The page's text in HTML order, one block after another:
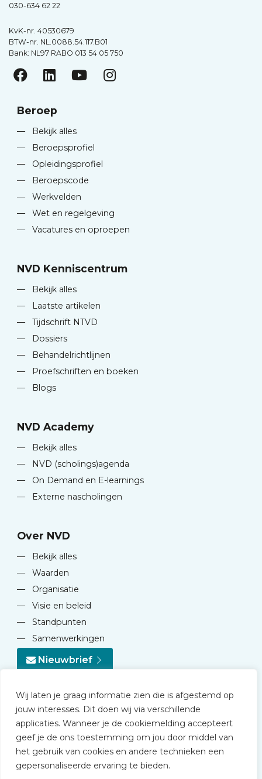
Wij laten je graag informatie zien die is afgestemd op
jouw interesses. Dit doen wij via verschillende
applicaties. Wanneer je de cookiemelding accepteert
geef je de ons toestemming om jou door middel van
het gebruik van cookies en andere technieken een
gepersonaliseerde ervaring te bieden.
030-634 62 22
KvK-nr. 40530679
BTW-nr. NL.0088.54.117.B01
Bank: NL97 RABO 013 54 05 750
Beroep
—
Bekijk alles
—
Beroepsprofiel
—
Opleidingsprofiel
—
Beroepscode
—
Werkvelden
—
Wet en regelgeving
—
Vacatures en oproepen
NVD Kenniscentrum
—
Bekijk alles
—
Laatste artikelen
—
Tijdschrift NTVD
—
Dossiers
—
Behandelrichtlijnen
—
Proefschriften en boeken
—
Blogs
NVD Academy
—
Bekijk alles
—
NVD (scholings)agenda
—
On Demand en E-learnings
—
Externe nascholingen
Over NVD
—
Bekijk alles
—
Waarden
—
Organisatie
—
Visie en beleid
—
Standpunten
—
Samenwerkingen
Nieuwbrief
© 2026 NVD
Privacy statement
Disclaimer